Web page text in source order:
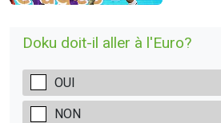
Doku doit-il aller à l'Euro?
OUI
NON